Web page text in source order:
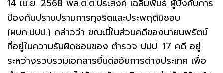
14 เม.ย. 2568 พล.ต.ต.ประสงค์ เฉลิมพันธ์ ผู้บังคับการ
ป้องกันปราบปรามการทุจริตและประพฤติมิชอบ
(ผบก.ปปป.) กล่าวว่า ขณะนี้ในส่วนคดีของนายนพรัตน์
ที่อยู่ในความรับผิดชอบของ ตำรวจ ปปป. 17 คดี อยู่
ระหว่างรวบรวมเอกสารยื่นต่ออัยการต่างประเทศ เพื่อ